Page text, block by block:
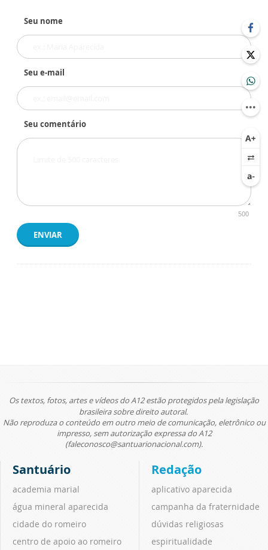
Seu nome
Seu e-mail
Seu comentário
500
ENVIAR
Os textos, fotos, artes e vídeos do A12 estão protegidos pela legislação
brasileira sobre direito autoral.
Não reproduza o conteúdo em outro meio de comunicação, eletrônico ou
impresso, sem autorização expressa do A12
(faleconosco@santuarionacional.com).
Santuário
academia marial
água mineral aparecida
cidade do romeiro
centro de apoio ao romeiro
Redação
aplicativo aparecida
campanha da fraternidade
dúvidas religiosas
espiritualidade